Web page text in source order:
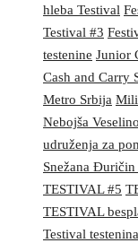
hleba Testival
Testival #3
testenine Junior
Cash and Carry
Metro Srbija
Nebojša
udruženja za
Snežana
TESTIVAL #5
TESTIVAL
Testival testenina